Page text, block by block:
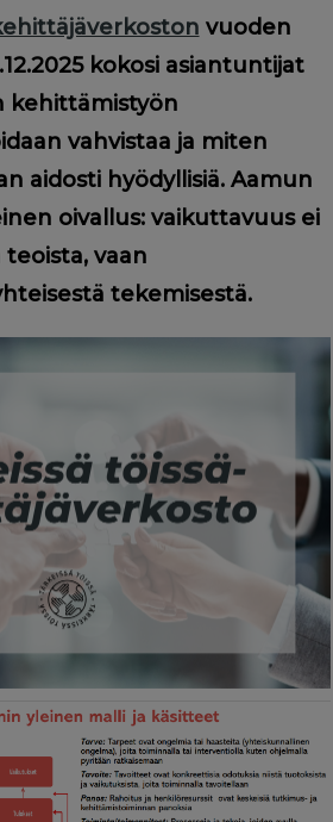
vuoden
kokosi asiantuntijat
kehittämistyön
vahvistaa ja miten
aidosti hyödyllisiä. Aamun
oivallus: vaikuttavuus ei
vaan
tekemisestä.